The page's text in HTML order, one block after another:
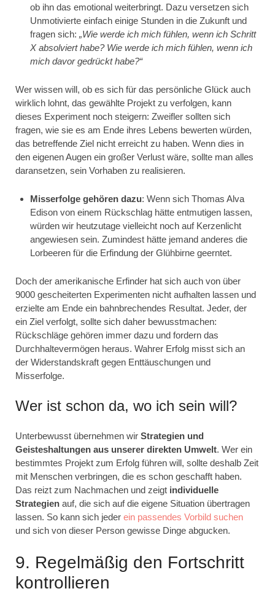
ob ihn das emotional weiterbringt. Dazu versetzen sich
Unmotivierte einfach einige Stunden in die Zukunft und
fragen sich: „Wie werde ich mich fühlen, wenn ich Schritt
X absolviert habe? Wie werde ich mich fühlen, wenn ich
mich davor gedrückt habe?“
Wer wissen will, ob es sich für das persönliche Glück auch
wirklich lohnt, das gewählte Projekt zu verfolgen, kann
dieses Experiment noch steigern: Zweifler sollten sich
fragen, wie sie es am Ende ihres Lebens bewerten würden,
das betreffende Ziel nicht erreicht zu haben. Wenn dies in
den eigenen Augen ein großer Verlust wäre, sollte man alles
daransetzen, sein Vorhaben zu realisieren.
Misserfolge gehören dazu: Wenn sich Thomas Alva
Edison von einem Rückschlag hätte entmutigen lassen,
würden wir heutzutage vielleicht noch auf Kerzenlicht
angewiesen sein. Zumindest hätte jemand anderes die
Lorbeeren für die Erfindung der Glühbirne geerntet.
Doch der amerikanische Erfinder hat sich auch von über
9000 gescheiterten Experimenten nicht aufhalten lassen und
erzielte am Ende ein bahnbrechendes Resultat. Jeder, der
ein Ziel verfolgt, sollte sich daher bewusstmachen:
Rückschläge gehören immer dazu und fordern das
Durchhaltevermögen heraus. Wahrer Erfolg misst sich an
der Widerstandskraft gegen Enttäuschungen und
Misserfolge.
Wer ist schon da, wo ich sein will?
Unterbewusst übernehmen wir Strategien und
Geisteshaltungen aus unserer direkten Umwelt. Wer ein
bestimmtes Projekt zum Erfolg führen will, sollte deshalb Zeit
mit Menschen verbringen, die es schon geschafft haben.
Das reizt zum Nachmachen und zeigt individuelle
Strategien auf, die sich auf die eigene Situation übertragen
lassen. So kann sich jeder ein passendes Vorbild suchen
und sich von dieser Person gewisse Dinge abgucken.
9. Regelmäßig den Fortschritt
kontrollieren